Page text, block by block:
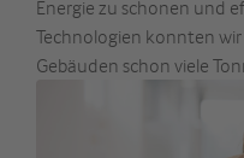
Energie zu schonen und
Technologien konnten
Gebäuden schon viele